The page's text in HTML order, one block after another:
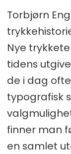
Torbjørn
Nye
tidens
de i dag
typografisk
finner man
en samlet